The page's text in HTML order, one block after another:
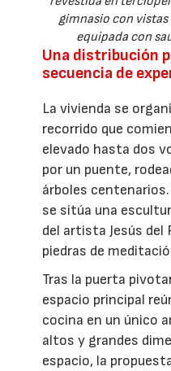
gimnasio con vistas
equipada con
Una distribución
secuencia de
La vivienda se
recorrido que
elevado hasta dos
por un puente,
árboles
se sitúa una
del artista Jesús del
piedras de
Tras la puerta
espacio principal
cocina en un único
altos y grandes
espacio, la